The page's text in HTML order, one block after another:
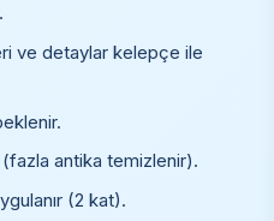
ve detaylar kelepçe ile
(fazla antika temizlenir).
(2 kat).